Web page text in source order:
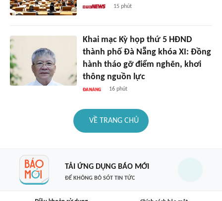
15 phút
Khai mạc Kỳ họp thứ 5 HĐND
thành phố Đà Nẵng khóa XI: Đồng
hành tháo gỡ điểm nghẽn, khơi
thông nguồn lực
16 phút
VỀ TRANG CHỦ
TẢI ỨNG DỤNG BÁO MỚI
ĐỂ KHÔNG BỎ SÓT TIN TỨC